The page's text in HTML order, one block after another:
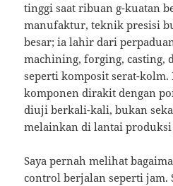
tinggi saat ribuan g-kuatan
manufaktur, teknik presisi
besar; ia lahir dari
machining, forging, casting,
seperti komposit serat-kolm.
komponen dirakit dengan
diuji berkali-kali, bukan
melainkan di lantai produksi
Saya pernah melihat
control berjalan seperti jam.